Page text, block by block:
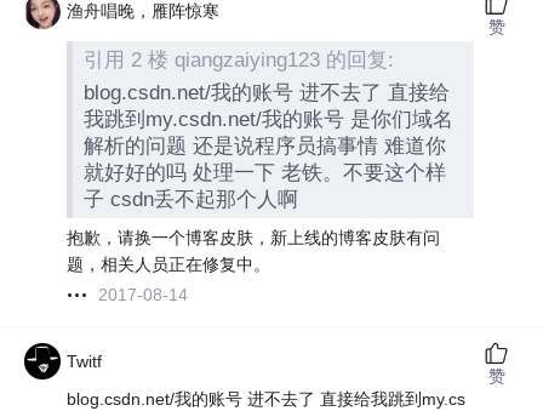
渔舟唱晚，雁阵惊寒
引用 2 楼 qiangzaiying123 的回复:
blog.csdn.net/我的账号 进不去了 直接给
我跳到my.csdn.net/我的账号 是你们域名
解析的问题 还是说程序员搞事情 难道你
就好好的吗 处理一下 老铁。不要这个样
子 csdn丢不起那个人啊
抱歉，请换一个博客皮肤，新上线的博客皮肤有问
题，相关人员正在修复中。
2017-08-14
赞
Twitf
blog.csdn.net/我的账号 进不去了 直接给我跳到my.cs
赞